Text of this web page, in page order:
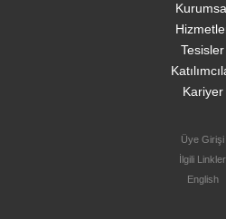
Tesisler
Kariyer
Üye Girişi
İlgili Linkler
English